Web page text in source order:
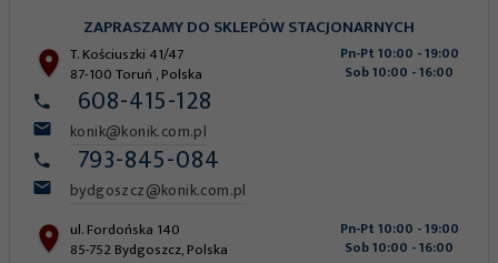
608-415-128
konik@konik.com.pl
ZAPRASZAMY DO SKLEPÓW STACJONARNYCH
T. Kościuszki 41/47
87-100Toruń ,Polska
Pn-Pt 10:00 - 19:00
Sob 10:00 - 16:00
793-845-084
bydgoszcz@konik.com.pl
ul. Fordońska 140
85-752 Bydgoszcz,Polska
Pn-Pt 10:00 - 19:00
Sob 10:00 - 16:00